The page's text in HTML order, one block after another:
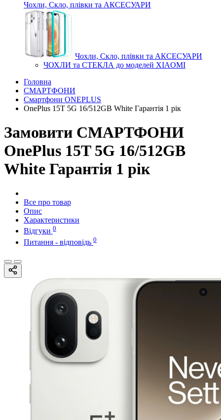
Чохли, Скло, плівки та АКСЕСУАРИ
Чохли, Скло, плівки та АКСЕСУАРИ
ЧОХЛИ та СТЕКЛА до моделей XIAOMI
Головна
СМАРТФОНИ
Смартфони ONEPLUS
OnePlus 15T 5G 16/512GB White Гарантія 1 рік
Замовити СМАРТФОНИ
OnePlus 15T 5G 16/512GB
White Гарантія 1 рік
Все про товар
Опис
Характеристики
Відгуки 0
Питання - відповідь 0